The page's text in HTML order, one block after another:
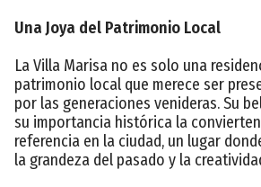
Una Joya del Patrimonio Local
La Villa Marisa no es solo una
patrimonio local que merece ser
por las generaciones venideras. Su
su importancia histórica la
referencia en la ciudad, un lugar
la grandeza del pasado y la